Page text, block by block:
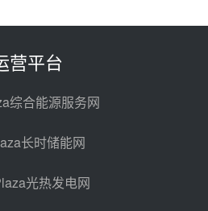
示范电站二列蒸汽发生器设备
电工程EPC总承包项目熔盐截
森机电中标新疆华电天山北麓基
100MW光热发电工程EPC总承
目熔盐介质超声波流量计采购
天 08-05 17:09
营平台
综合能源服务网
长时储能网
光热发电网